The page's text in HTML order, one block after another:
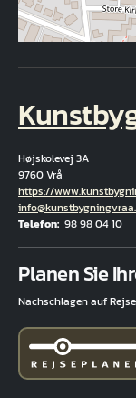
Højskolevej 3A
9760 Vrå
Hjemmeside
https://
E-Mail
Telefon 98 98 04 10
Planen Sie
Nachschlagen auf